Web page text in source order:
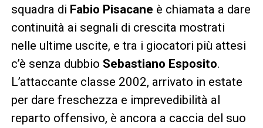
squadra di Fabio Pisacane è chiamata a dare
continuità ai segnali di crescita mostrati
nelle ultime uscite, e tra i giocatori più attesi
c’è senza dubbio Sebastiano Esposito.
L’attaccante classe 2002, arrivato in estate
per dare freschezza e imprevedibilità al
reparto offensivo, è ancora a caccia del suo